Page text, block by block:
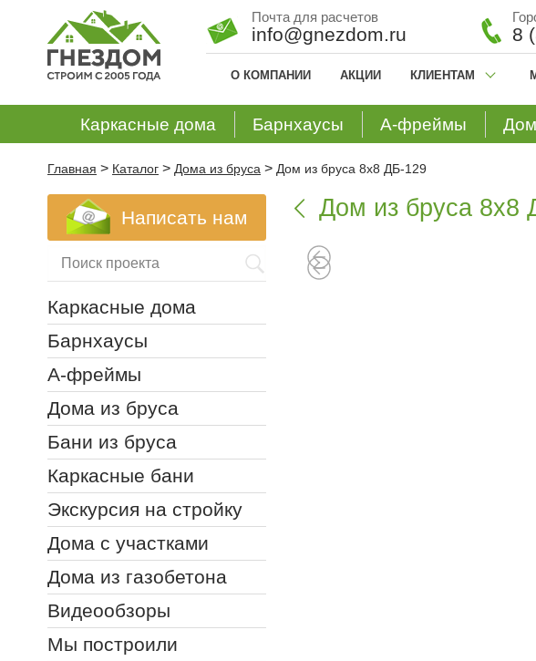
Почта для расчетов
info@gnezdom.ru 8
О КОМПАНИИ АКЦИИ КЛИЕНТАМ
Каркасные дома Барнхаусы А-фреймы
Главная > Каталог > Дома из бруса > Дом из бруса 8х8 ДБ-129
 Дом из бруса 8х8
Написать нам
Каркасные дома
Барнхаусы
А-фреймы
Дома из бруса
Бани из бруса
Каркасные бани
Экскурсия на стройку
Дома с участками
Дома из газобетона
Видеообзоры
Мы построили